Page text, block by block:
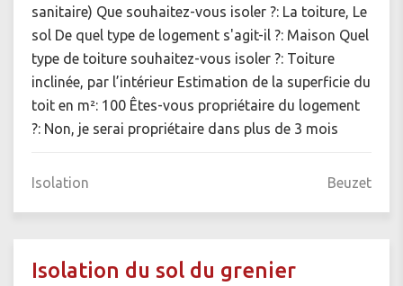
sanitaire) Que souhaitez-vous isoler ?: La toiture, Le
sol De quel type de logement s'agit-il ?: Maison Quel
type de toiture souhaitez-vous isoler ?: Toiture
inclinée, par l’intérieur Estimation de la superficie du
toit en m²: 100 Êtes-vous propriétaire du logement
?: Non, je serai propriétaire dans plus de 3 mois
Isolation Beuzet
Isolation du sol du grenier